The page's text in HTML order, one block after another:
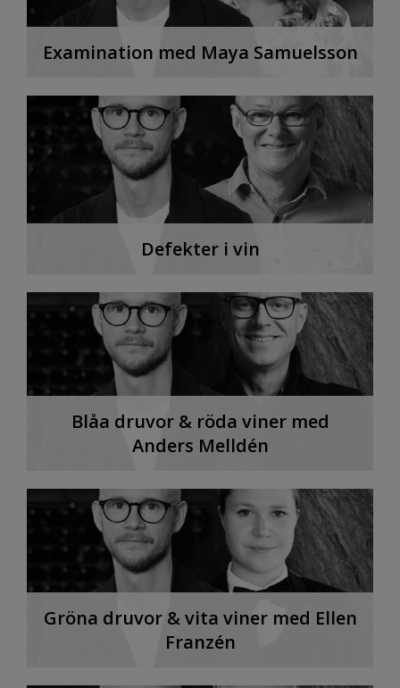
Examination med Maya Samuelsson
Defekter i vin
Blåa druvor & röda viner med
Anders Melldén
Gröna druvor & vita viner med Ellen
Franzén